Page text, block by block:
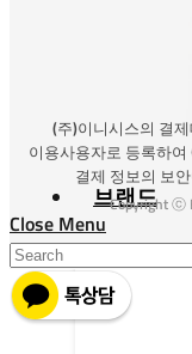
브랜드
(주)이니시스의 결
이용사용자로 등록하
결제 정보의 보
Copyright ⓒ
Close Menu